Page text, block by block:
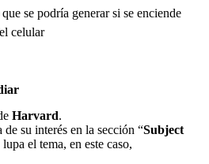
se podría generar si se enciende
celular
Harvard.
de su interés en la sección “Subject
el tema, en este caso,